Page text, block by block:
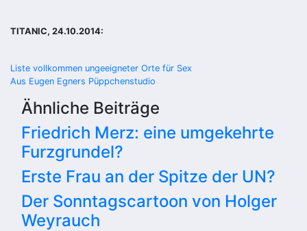
TITANIC, 24.10.2014:
Beitragsnavigation
Liste vollkommen ungeeigneter Orte für Sex
Aus Eugen Egners Püppchenstudio
Ähnliche Beiträge
Friedrich Merz: eine umgekehrte
Furzgrundel?
Erste Frau an der Spitze der UN?
Der Sonntagscartoon von Holger
Weyrauch